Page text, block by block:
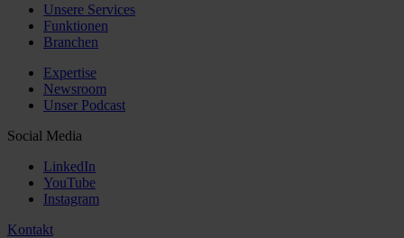
Unsere Services
Funktionen
Branchen
Expertise
Newsroom
Unser Podcast
Social Media
LinkedIn
YouTube
Instagram
Kontakt